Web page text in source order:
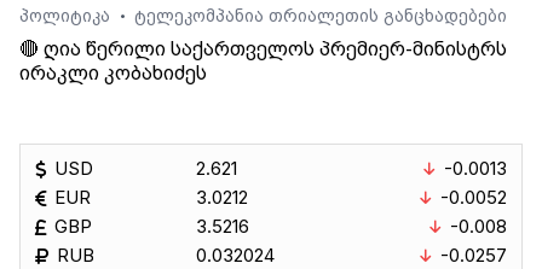
პოლიტიკა
• ტელეკომპანია თრიალეთის განცხადებები
🔴 ღია წერილი საქართველოს პრემიერ-მინისტრს
ირაკლი კობახიძეს
USD
EUR
GBP
RUB
2.621
3.0212
3.5216
0.032024
-0.0013
-0.0052
-0.008
-0.0257